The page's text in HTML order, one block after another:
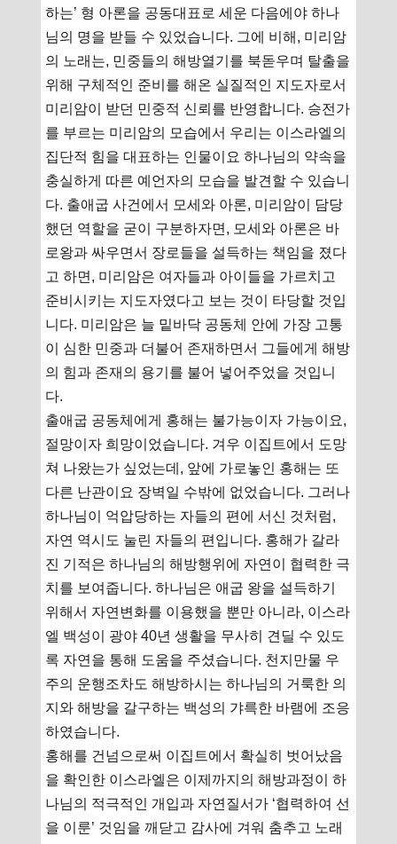
하는’ 형 아론을 공동대표로 세운 다음에야 하나
님의 명을 받들 수 있었습니다. 그에 비해, 미리암
의 노래는, 민중들의 해방열기를 북돋우며 탈출을
위해 구체적인 준비를 해온 실질적인 지도자로서
미리암이 받던 민중적 신뢰를 반영합니다. 승전가
를 부르는 미리암의 모습에서 우리는 이스라엘의
집단적 힘을 대표하는 인물이요 하나님의 약속을
충실하게 따른 예언자의 모습을 발견할 수 있습니
다. 출애굽 사건에서 모세와 아론, 미리암이 담당
했던 역할을 굳이 구분하자면, 모세와 아론은 바
로왕과 싸우면서 장로들을 설득하는 책임을 졌다
고 하면, 미리암은 여자들과 아이들을 가르치고
준비시키는 지도자였다고 보는 것이 타당할 것입
니다. 미리암은 늘 밑바닥 공동체 안에 가장 고통
이 심한 민중과 더불어 존재하면서 그들에게 해방
의 힘과 존재의 용기를 불어 넣어주었을 것입니
다.
출애굽 공동체에게 홍해는 불가능이자 가능이요,
절망이자 희망이었습니다. 겨우 이집트에서 도망
쳐 나왔는가 싶었는데, 앞에 가로놓인 홍해는 또
다른 난관이요 장벽일 수밖에 없었습니다. 그러나
하나님이 억압당하는 자들의 편에 서신 것처럼,
자연 역시도 눌린 자들의 편입니다. 홍해가 갈라
진 기적은 하나님의 해방행위에 자연이 협력한 극
치를 보여줍니다. 하나님은 애굽 왕을 설득하기
위해서 자연변화를 이용했을 뿐만 아니라, 이스라
엘 백성이 광야 40년 생활을 무사히 견딜 수 있도
록 자연을 통해 도움을 주셨습니다. 천지만물 우
주의 운행조차도 해방하시는 하나님의 거룩한 의
지와 해방을 갈구하는 백성의 갸륵한 바램에 조응
하였습니다.
홍해를 건넘으로써 이집트에서 확실히 벗어났음
을 확인한 이스라엘은 이제까지의 해방과정이 하
나님의 적극적인 개입과 자연질서가 ‘협력하여 선
을 이룬’ 것임을 깨닫고 감사에 겨워 춤추고 노래